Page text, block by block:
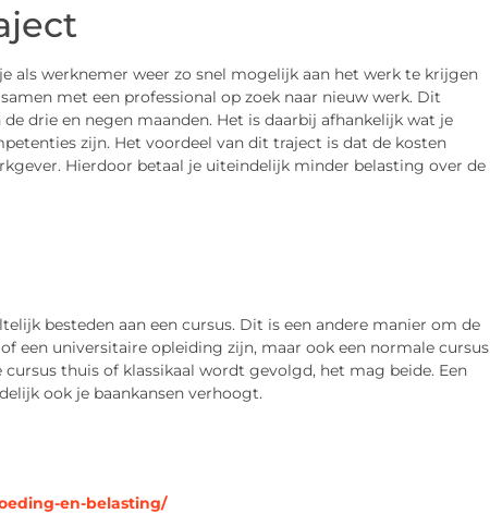
als werknemer weer zo snel mogelijk aan het werk te krijgen
met een professional op zoek naar nieuw werk. Dit
drie en negen maanden. Het is daarbij afhankelijk wat je
zijn. Het voordeel van dit traject is dat de kosten
Hierdoor betaal je uiteindelijk minder belasting over de
besteden aan een cursus. Dit is een andere manier om de
een universitaire opleiding zijn, maar ook een normale cursus
thuis of klassikaal wordt gevolgd, het mag beide. Een
ook je baankansen verhoogt.
en-belasting/